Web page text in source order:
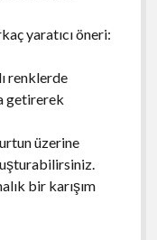
yaratıcı öneri:
renklerde
getirerek
üzerine
bir karışım